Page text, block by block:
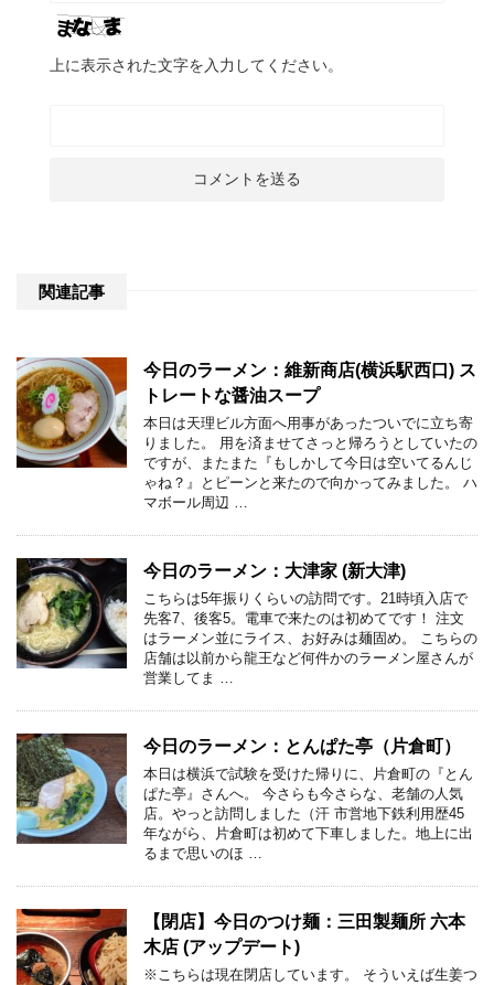
上に表示された文字を入力してください。
関連記事
今日のラーメン：維新商店(横浜駅西口) ス
トレートな醤油スープ
本日は天理ビル方面へ用事があったついでに立ち寄
りました。 用を済ませてさっと帰ろうとしていたの
ですが、またまた『もしかして今日は空いてるんじ
ゃね？』とピーンと来たので向かってみました。 ハ
マボール周辺 …
今日のラーメン：大津家 (新大津)
こちらは5年振りくらいの訪問です。21時頃入店で
先客7、後客5。電車で来たのは初めてです！ 注文
はラーメン並にライス、お好みは麺固め。 こちらの
店舗は以前から龍王など何件かのラーメン屋さんが
営業してま …
今日のラーメン：とんぱた亭（片倉町）
本日は横浜で試験を受けた帰りに、片倉町の『とん
ぱた亭』さんへ。 今さらも今さらな、老舗の人気
店。やっと訪問しました（汗 市営地下鉄利用歴45
年ながら、片倉町は初めて下車しました。地上に出
るまで思いのほ …
【閉店】今日のつけ麺：三田製麺所 六本
木店 (アップデート)
※こちらは現在閉店しています。 そういえば生姜つ